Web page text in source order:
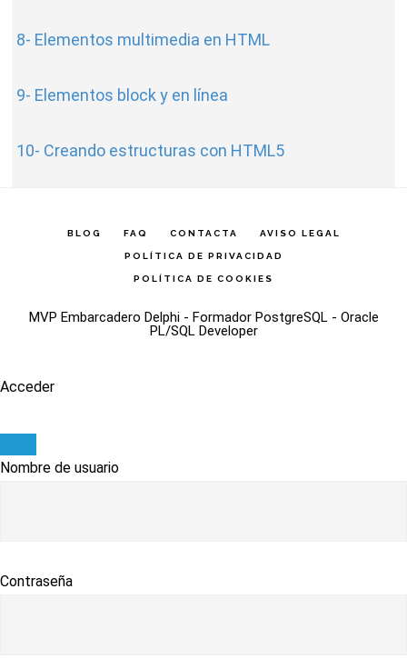
8- Elementos multimedia en HTML
9- Elementos block y en línea
10- Creando estructuras con HTML5
BLOG FAQ CONTACTA AVISO LEGAL
POLÍTICA DE PRIVACIDAD
POLÍTICA DE COOKIES
MVP Embarcadero Delphi - Formador PostgreSQL - Oracle
PL/SQL Developer
Acceder
Nombre de usuario
Contraseña